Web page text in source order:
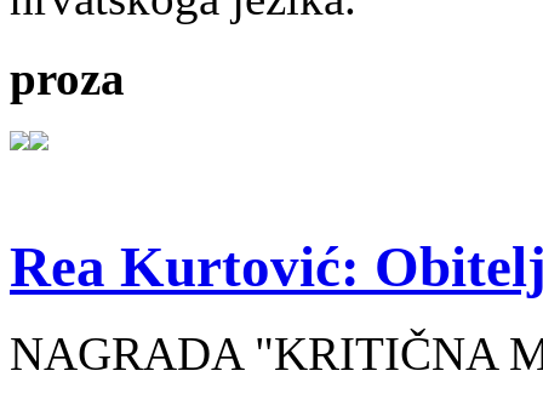
proza
Rea Kurtović:
NAGRADA "KRITIČNA